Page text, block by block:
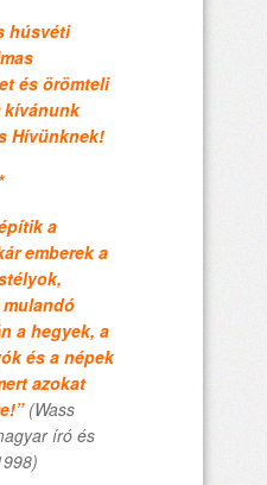
húsvéti
és örömteli
kívánunk
Hívünknek!
*
a
emberek a
a hegyek, a
és a népek
azokat
(Wass
író és